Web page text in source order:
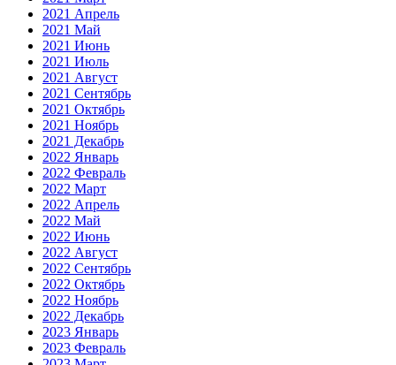
2021 Апрель
2021 Май
2021 Июнь
2021 Июль
2021 Август
2021 Сентябрь
2021 Октябрь
2021 Ноябрь
2021 Декабрь
2022 Январь
2022 Февраль
2022 Март
2022 Апрель
2022 Май
2022 Июнь
2022 Август
2022 Сентябрь
2022 Октябрь
2022 Ноябрь
2022 Декабрь
2023 Январь
2023 Февраль